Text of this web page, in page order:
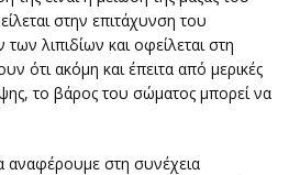
στην επιτάχυνση του
λιπιδίων και οφείλεται στη
ότι ακόμη και έπειτα από μερικές
το βάρος του σώματος μπορεί να
στη συνέχεια